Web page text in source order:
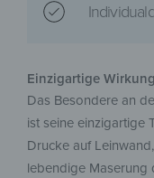
Einzigartige
Das Besondere an
ist seine einzigartige
Drucke auf
lebendige Maserung